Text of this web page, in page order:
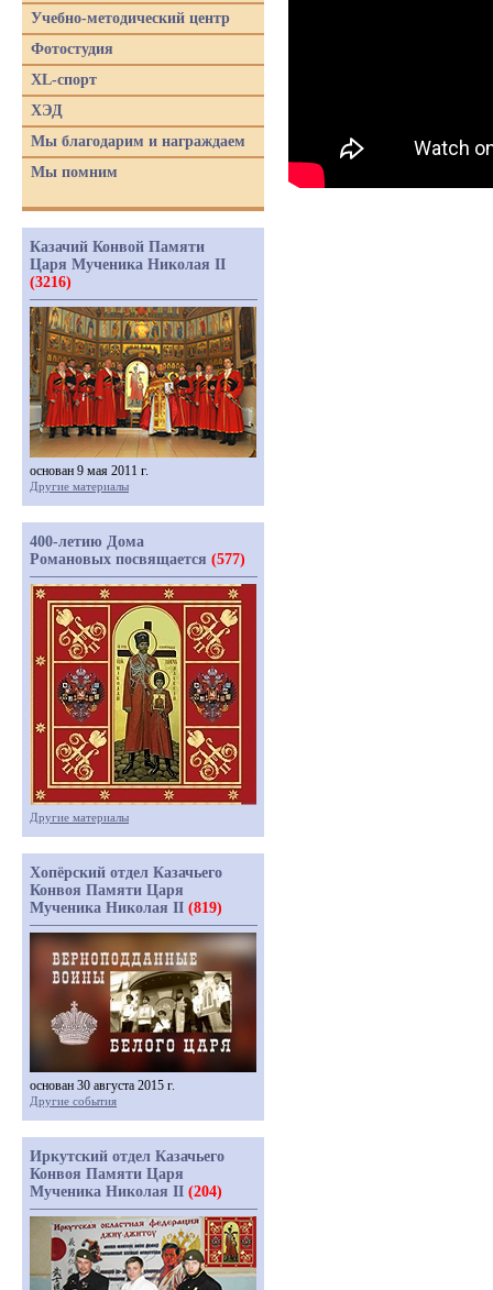
Учебно-методический центр
Фотостудия
XL-спорт
ХЭД
Мы благодарим и награждаем
Мы помним
Казачий Конвой Памяти
Царя Мученика Николая II
(3216)
основан 9 мая 2011 г.
Другие материалы
400-летию Дома
Романовых посвящается (577)
Другие материалы
Хопёрский отдел Казачьего
Конвоя Памяти Царя
Мученика Николая II (819)
основан 30 августа 2015 г.
Другие события
Иркутский отдел Казачьего
Конвоя Памяти Царя
Мученика Николая II (204)